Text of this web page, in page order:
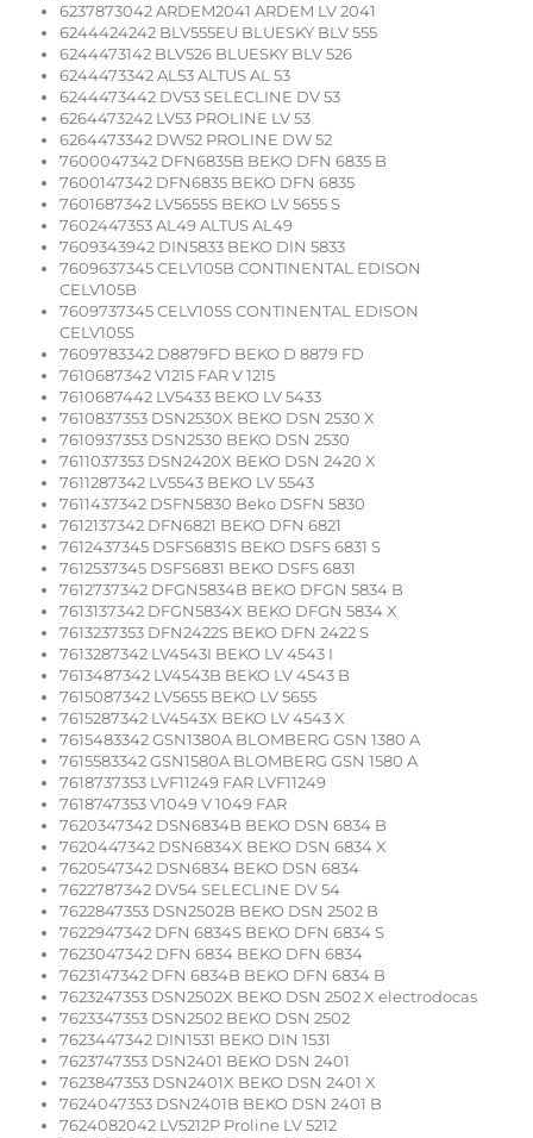
6237873042 ARDEM2041 ARDEM LV 2041
6244424242 BLV555EU BLUESKY BLV 555
6244473142 BLV526 BLUESKY BLV 526
6244473342 AL53 ALTUS AL 53
6244473442 DV53 SELECLINE DV 53
6264473242 LV53 PROLINE LV 53
6264473342 DW52 PROLINE DW 52
7600047342 DFN6835B BEKO DFN 6835 B
7600147342 DFN6835 BEKO DFN 6835
7601687342 LV5655S BEKO LV 5655 S
7602447353 AL49 ALTUS AL49
7609343942 DIN5833 BEKO DIN 5833
7609637345 CELV105B CONTINENTAL EDISON
CELV105B
7609737345 CELV105S CONTINENTAL EDISON
CELV105S
7609783342 D8879FD BEKO D 8879 FD
7610687342 V1215 FAR V 1215
7610687442 LV5433 BEKO LV 5433
7610837353 DSN2530X BEKO DSN 2530 X
7610937353 DSN2530 BEKO DSN 2530
7611037353 DSN2420X BEKO DSN 2420 X
7611287342 LV5543 BEKO LV 5543
7611437342 DSFN5830 Beko DSFN 5830
7612137342 DFN6821 BEKO DFN 6821
7612437345 DSFS6831S BEKO DSFS 6831 S
7612537345 DSFS6831 BEKO DSFS 6831
7612737342 DFGN5834B BEKO DFGN 5834 B
7613137342 DFGN5834X BEKO DFGN 5834 X
7613237353 DFN2422S BEKO DFN 2422 S
7613287342 LV4543I BEKO LV 4543 I
7613487342 LV4543B BEKO LV 4543 B
7615087342 LV5655 BEKO LV 5655
7615287342 LV4543X BEKO LV 4543 X
7615483342 GSN1380A BLOMBERG GSN 1380 A
7615583342 GSN1580A BLOMBERG GSN 1580 A
7618737353 LVF11249 FAR LVF11249
7618747353 V1049 V 1049 FAR
7620347342 DSN6834B BEKO DSN 6834 B
7620447342 DSN6834X BEKO DSN 6834 X
7620547342 DSN6834 BEKO DSN 6834
7622787342 DV54 SELECLINE DV 54
7622847353 DSN2502B BEKO DSN 2502 B
7622947342 DFN 6834S BEKO DFN 6834 S
7623047342 DFN 6834 BEKO DFN 6834
7623147342 DFN 6834B BEKO DFN 6834 B
7623247353 DSN2502X BEKO DSN 2502 X electrodocas
7623347353 DSN2502 BEKO DSN 2502
7623447342 DIN1531 BEKO DIN 1531
7623747353 DSN2401 BEKO DSN 2401
7623847353 DSN2401X BEKO DSN 2401 X
7624047353 DSN2401B BEKO DSN 2401 B
7624082042 LV5212P Proline LV 5212